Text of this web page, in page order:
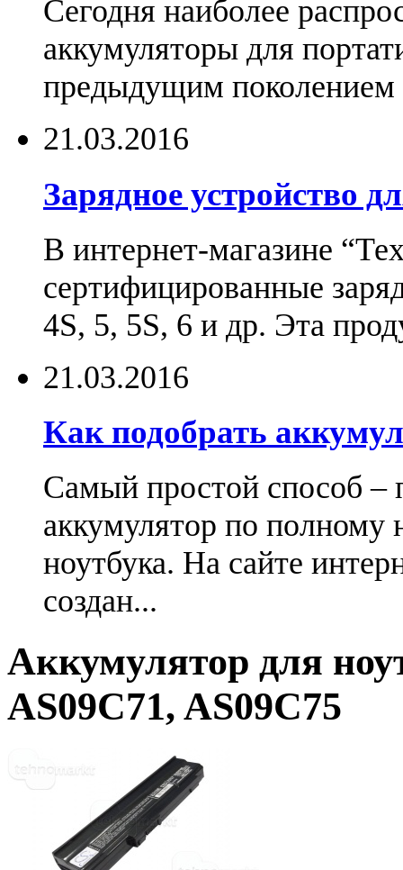
Сегодня наиболее
аккумуляторы для
предыдущим поколением
21.03.2016
Зарядное устройство
В интернет-магазине
сертифицированные
4S, 5, 5S, 6 и др. Эта
21.03.2016
Как подобрать
Самый простой способ –
аккумулятор по
ноутбука. На сайте
создан...
Аккумулятор для
AS09C71, AS09C75